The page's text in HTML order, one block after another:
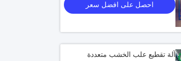
احصل على افضل سعر
آلة تقطيع علب الخشب متعددة